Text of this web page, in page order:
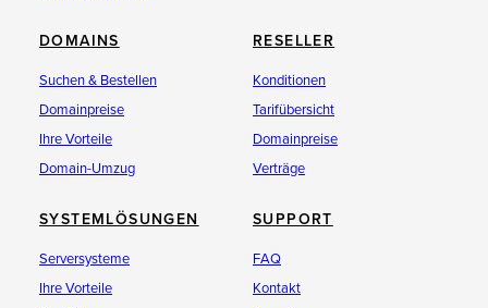
DOMAINS
Suchen & Bestellen
Domainpreise
Ihre Vorteile
Domain-Umzug
RESELLER
Konditionen
Tarifübersicht
Domainpreise
Verträge
SYSTEMLÖSUNGEN
Serversysteme
Ihre Vorteile
SUPPORT
FAQ
Kontakt